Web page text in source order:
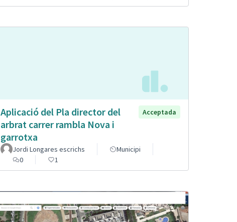
Aplicació del Pla director del
arbrat carrer rambla Nova i
garrotxa
Acceptada
Jordi Longares escrichs
Municipi
0
1